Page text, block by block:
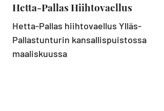
Hetta-Pallas Hiihtovaellus
Hetta-Pallas hiihtovaellus Ylläs-
Pallastunturin kansallispuistossa
maaliskuussa